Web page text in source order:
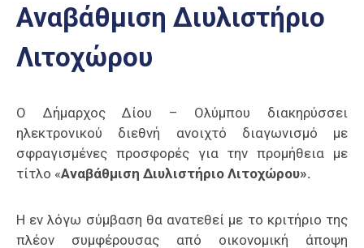
Υποστήριξη
Έκθεση
Παραδοσιακών
Έκθεση
ΚΜ
Αναβάθμιση Διυλιστήριο
Λιτοχώρου
Ο Δήμαρχος Δίου – Ολύμπου διακηρύσσει
ηλεκτρονικού διεθνή ανοιχτό διαγωνισμό με
σφραγισμένες προσφορές για την προμήθεια με
τίτλο «Αναβάθμιση Διυλιστήριο Λιτοχώρου».
Η εν λόγω σύμβαση θα ανατεθεί με το κριτήριο της
πλέον συμφέρουσας από οικονομική άποψη